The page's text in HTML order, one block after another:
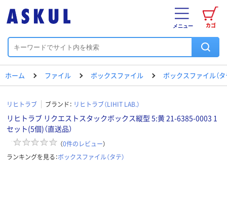
カゴ
メニュー
ホーム ファイル ボックスファイル ボックスファイル（タ
リヒトラブ ブランド： リヒトラブ（LIHIT LAB.）
リヒトラブ リクエストスタックボックス縦型 5:黄 21-6385-0003 1
セット(5個)（直送品）
（0件のレビュー）
ランキングを見る：ボックスファイル（タテ）